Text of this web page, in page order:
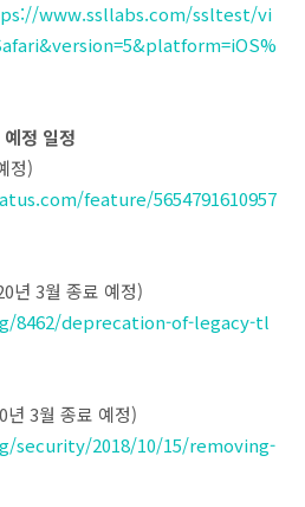
www.ssllabs.com/ssltest/vi
정 일정
정)
feature/5654791610957
년 3월 종료 예정)
deprecation-of-legacy-tl
년 3월 종료 예정)
2018/10/15/removing-